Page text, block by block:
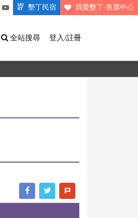
墾丁
墾丁民宿 我愛墾丁-售票中心
登入/註冊
全站搜尋